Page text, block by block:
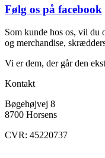
Følg os på facebook
Som kunde hos os, vil du
og merchandise,
Vi er dem, der går den
Kontakt
Bøgehøjvej 8
8700 Horsens
CVR: 45220737